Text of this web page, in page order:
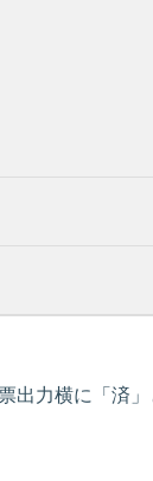
力横に「済」